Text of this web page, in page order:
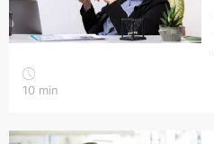
10 min